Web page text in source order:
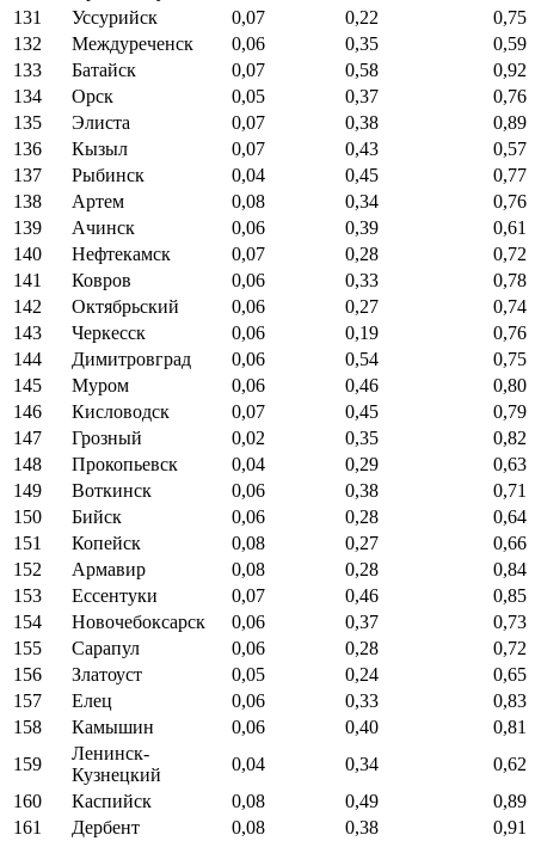
131
Уссурийск 0,07 0,22
0,75
132
Междуреченск 0,06 0,35
0,59
133
Батайск 0,07 0,58
0,92
134
Орск 0,05 0,37
0,76
135
Элиста 0,07 0,38
0,89
136
Кызыл 0,07 0,43
0,57
137
Рыбинск 0,04 0,45
0,77
138
Артем 0,08 0,34
0,76
139
Ачинск 0,06 0,39
0,61
140
Нефтекамск 0,07 0,28
0,72
141
Ковров 0,06 0,33
0,78
142
Октябрьский 0,06 0,27
0,74
143
Черкесск 0,06 0,19
0,76
144
Димитровград 0,06 0,54
0,75
145
Муром 0,06 0,46
0,80
146
Кисловодск 0,07 0,45
0,79
147
Грозный 0,02 0,35
0,82
148
Прокопьевск 0,04 0,29
0,63
149
Воткинск 0,06 0,38
0,71
150
Бийск 0,06 0,28
0,64
151
Копейск 0,08 0,27
0,66
152
Армавир 0,08 0,28
0,84
153
Ессентуки 0,07 0,46
0,85
154
Новочебоксарск 0,06 0,37
0,73
155
Сарапул 0,06 0,28
0,72
156
Златоуст 0,05 0,24
0,65
157
Елец 0,06 0,33
0,83
158
Камышин 0,06 0,40
0,81
159
Ленинск-
Кузнецкий
0,04 0,34
0,62
160
Каспийск 0,08 0,49
0,89
161
Дербент 0,08 0,38
0,91